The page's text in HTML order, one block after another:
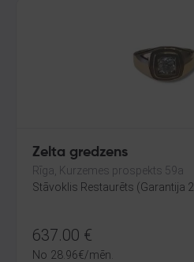
Zelta gredzens
Rīga, Kurzemes prospekts 59a
Stāvoklis Restaurēts (Garantija
637.00 €
No 28.96€/mēn.